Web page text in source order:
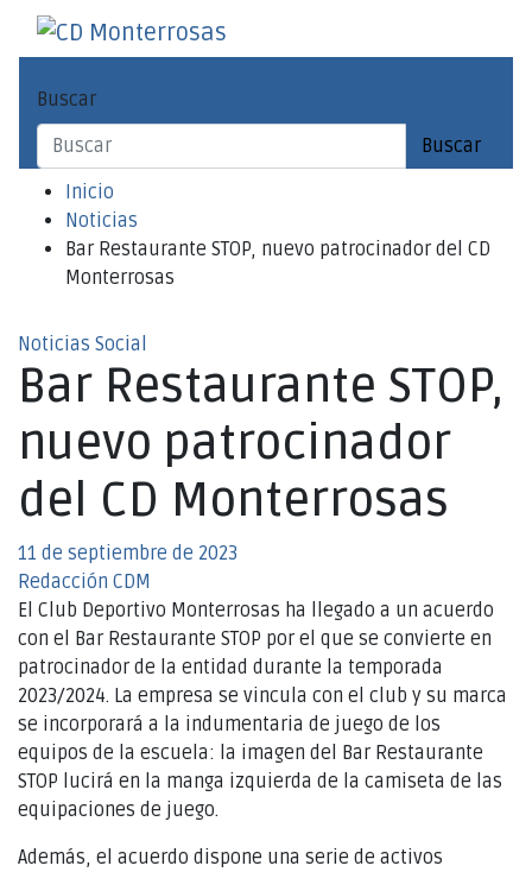
Saltar
Buscar
Buscar
Inicio
Noticias
Bar Restaurante STOP, nuevo patrocinador del CD
Monterrosas
Noticias Social
Bar Restaurante STOP,
nuevo patrocinador
del CD Monterrosas
11 de septiembre de 2023
Redacción CDM
El Club Deportivo Monterrosas ha llegado a un acuerdo
con el Bar Restaurante STOP por el que se convierte en
patrocinador de la entidad durante la temporada
2023/2024. La empresa se vincula con el club y su marca
se incorporará a la indumentaria de juego de los
equipos de la escuela: la imagen del Bar Restaurante
STOP lucirá en la manga izquierda de la camiseta de las
equipaciones de juego.
Además, el acuerdo dispone una serie de activos